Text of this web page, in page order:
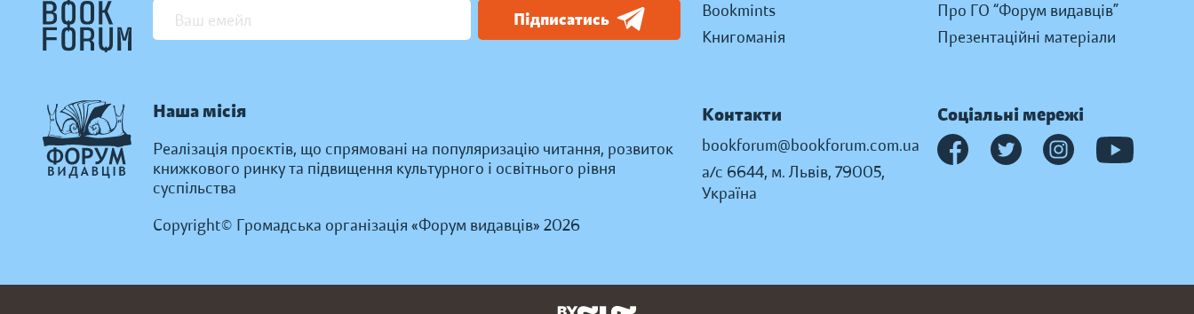
Підписатись
Наша місія
Реалізація проєктів, що спрямовані на популяризацію читання, розвиток
книжкового ринку та підвищення культурного і освітнього рівня
суспільства
Copyright© Громадська організація «Форум видавців» 2026
Bookmints
Книгоманія
Про ГО “Форум видавців”
Презентаційні матеріали
Контакти
bookforum@bookforum.com.ua
а/с 6644, м. Львів, 79005,
Україна
Соціальні мережі